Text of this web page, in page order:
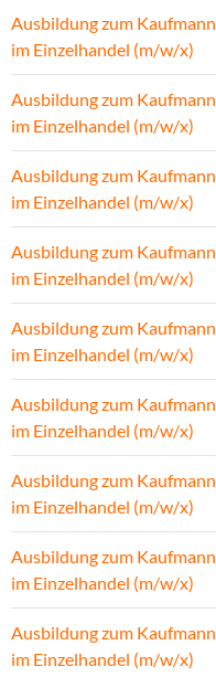
Ausbildung zum Kaufmann
im Einzelhandel (m/w/x)
Ausbildung zum Kaufmann
im Einzelhandel (m/w/x)
Ausbildung zum Kaufmann
im Einzelhandel (m/w/x)
Ausbildung zum Kaufmann
im Einzelhandel (m/w/x)
Ausbildung zum Kaufmann
im Einzelhandel (m/w/x)
Ausbildung zum Kaufmann
im Einzelhandel (m/w/x)
Ausbildung zum Kaufmann
im Einzelhandel (m/w/x)
Ausbildung zum Kaufmann
im Einzelhandel (m/w/x)
Ausbildung zum Kaufmann
im Einzelhandel (m/w/x)